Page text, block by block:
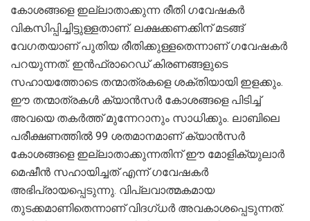
കോശങ്ങളെ ഇല്ലാതാക്കുന്ന രീതി ഗവേഷകർ
വികസിപ്പിച്ചിട്ടുള്ളതാണ്. ലക്ഷക്കണക്കിന് മടങ്ങ്
വേഗതയാണ് പുതിയ രീതിക്കുള്ളതെന്നാണ് ഗവേഷകർ
പറയുന്നത്. ഇൻഫ്രാറെഡ് കിരണങ്ങളുടെ
സഹായത്തോടെ തന്മാത്രകളെ ശക്തിയായി ഇളക്കും.
ഈ തന്മാത്രകൾ ക്യാൻസർ കോശങ്ങളെ പിടിച്ച്
അവയെ തകർത്ത് മുന്നേറാനും സാധിക്കും. ലാബിലെ
പരീക്ഷണത്തിൽ 99 ശതമാനമാണ് ക്യാൻസർ
കോശങ്ങളെ ഇല്ലാതാക്കുന്നതിന് ഈ മോളിക്യുലാർ
മെഷീൻ സഹായിച്ചത് എന്ന് ഗവേഷകർ
അഭിപ്രായപ്പെടുന്നു. വിപ്ലവാത്മകമായ
തുടക്കമാണിതെന്നാണ് വിദഗ്ധർ അവകാശപ്പെടുന്നത്.